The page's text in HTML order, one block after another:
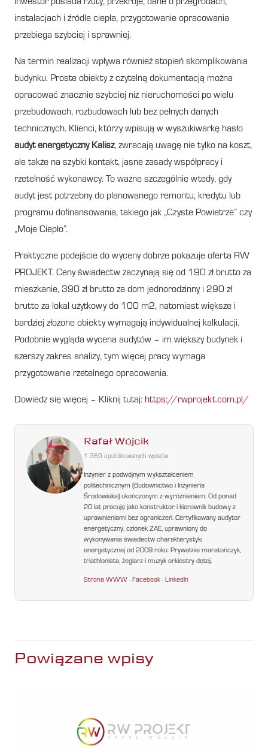
inwestor posiada rzuty, przekroje, dane o przegrodach,
instalacjach i źródle ciepła, przygotowanie opracowania
przebiega szybciej i sprawniej.
Na termin realizacji wpływa również stopień skomplikowania
budynku. Proste obiekty z czytelną dokumentacją można
opracować znacznie szybciej niż nieruchomości po wielu
przebudowach, rozbudowach lub bez pełnych danych
technicznych. Klienci, którzy wpisują w wyszukiwarkę hasło
audyt energetyczny Kalisz, zwracają uwagę nie tylko na koszt,
ale także na szybki kontakt, jasne zasady współpracy i
rzetelność wykonawcy. To ważne szczególnie wtedy, gdy
audyt jest potrzebny do planowanego remontu, kredytu lub
programu dofinansowania, takiego jak „Czyste Powietrze” czy
„Moje Ciepło”.
Praktyczne podejście do wyceny dobrze pokazuje oferta RW
PROJEKT. Ceny świadectw zaczynają się od 190 zł brutto za
mieszkanie, 390 zł brutto za dom jednorodzinny i 290 zł
brutto za lokal użytkowy do 100 m2, natomiast większe i
bardziej złożone obiekty wymagają indywidualnej kalkulacji.
Podobnie wygląda wycena audytów – im większy budynek i
szerszy zakres analizy, tym więcej pracy wymaga
przygotowanie rzetelnego opracowania.
Dowiedz się więcej – Kliknij tutaj: https://rwprojekt.com.pl/
Rafał Wójcik
1 369 opublikowanych wpisów
Inżynier z podwójnym wykształceniem
politechnicznym (Budownictwo i Inżynieria
Środowiska) ukończonym z wyróżnieniem. Od ponad
20 lat pracuję jako konstruktor i kierownik budowy z
uprawnieniami bez ograniczeń. Certyfikowany audytor
energetyczny, członek ZAE, uprawniony do
wykonywania świadectw charakterystyki
energetycznej od 2009 roku. Prywatnie maratończyk,
triathlonista, żeglarz i muzyk orkiestry dętej.
Strona WWW ·Facebook ·LinkedIn
Powiązane wpisy